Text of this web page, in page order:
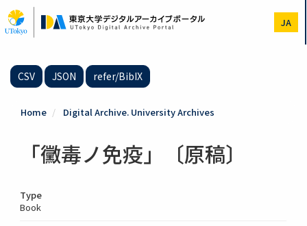
to
main
JA
CSV JSON refer/BibIX
Home Digital Archive. University Archives
「黴毒ノ免疫」〔原稿〕
Type
Book